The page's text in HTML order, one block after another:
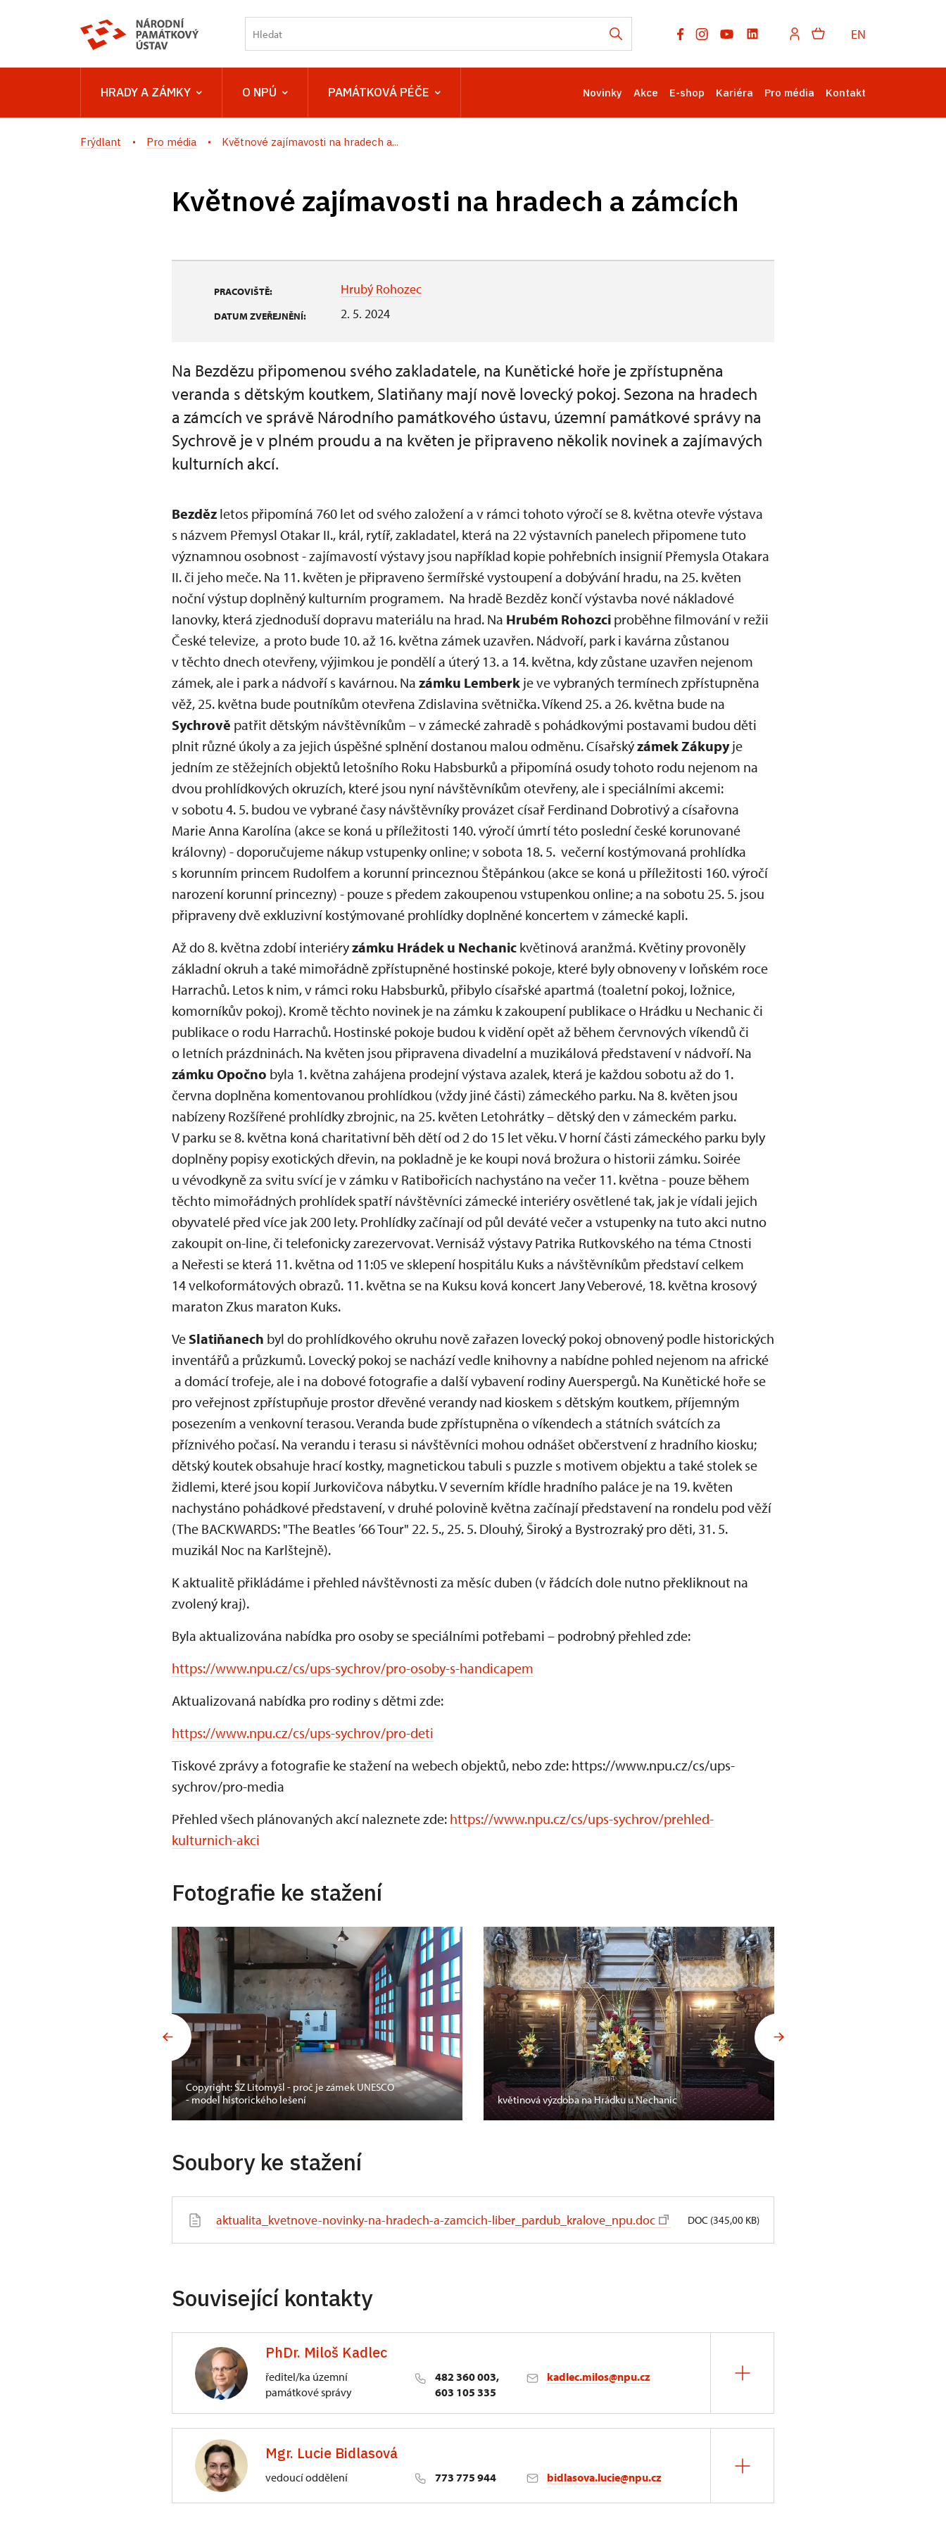
EN
HRADY A ZÁMKY O NPÚ PAMÁTKOVÁ PÉČE Novinky Akce E-shop Kariéra Pro média Kontakt
Frýdlant Pro média Květnové zajímavosti na hradech a...
Květnové zajímavosti na hradech a zámcích
PRACOVIŠTĚ: Hrubý Rohozec
DATUM ZVEŘEJNĚNÍ: 2. 5. 2024
Na Bezdězu připomenou svého zakladatele, na Kunětické hoře je zpřístupněna
veranda s dětským koutkem, Slatiňany mají nově lovecký pokoj. Sezona na hradech
a zámcích ve správě Národního památkového ústavu, územní památkové správy na
Sychrově je v plném proudu a na květen je připraveno několik novinek a zajímavých
kulturních akcí.
Bezděz letos připomíná 760 let od svého založení a v rámci tohoto výročí se 8. května otevře výstava
s názvem Přemysl Otakar II., král, rytíř, zakladatel, která na 22 výstavních panelech připomene tuto
významnou osobnost - zajímavostí výstavy jsou například kopie pohřebních insignií Přemysla Otakara
II. či jeho meče. Na 11. květen je připraveno šermířské vystoupení a dobývání hradu, na 25. květen
noční výstup doplněný kulturním programem. Na hradě Bezděz končí výstavba nové nákladové
lanovky, která zjednoduší dopravu materiálu na hrad. Na Hrubém Rohozci proběhne filmování v režii
České televize, a proto bude 10. až 16. května zámek uzavřen. Nádvoří, park i kavárna zůstanou
v těchto dnech otevřeny, výjimkou je pondělí a úterý 13. a 14. května, kdy zůstane uzavřen nejenom
zámek, ale i park a nádvoří s kavárnou. Na zámku Lemberk je ve vybraných termínech zpřístupněna
věž, 25. května bude poutníkům otevřena Zdislavina světnička. Víkend 25. a 26. května bude na
Sychrově patřit dětským návštěvníkům – v zámecké zahradě s pohádkovými postavami budou děti
plnit různé úkoly a za jejich úspěšné splnění dostanou malou odměnu. Císařskýzámek Zákupyje
jedním ze stěžejních objektů letošního Roku Habsburků a připomíná osudy tohoto rodu nejenom na
dvou prohlídkových okruzích, které jsou nyní návštěvníkům otevřeny, ale i speciálními akcemi:
v sobotu 4. 5. budou ve vybrané časy návštěvníky provázet císař Ferdinand Dobrotivý a císařovna
Marie Anna Karolína (akce se koná u příležitosti 140. výročí úmrtí této poslední české korunované
královny) - doporučujeme nákup vstupenky online; v sobota 18. 5. večerní kostýmovaná prohlídka
s korunním princem Rudolfem a korunní princeznou Štěpánkou (akce se koná u příležitosti 160. výročí
narození korunní princezny) - pouze s předem zakoupenou vstupenkou online; a na sobotu 25. 5. jsou
připraveny dvě exkluzivní kostýmované prohlídky doplněné koncertem v zámecké kapli.
Až do 8. května zdobí interiéryzámku Hrádek u Nechanic květinová aranžmá. Květiny provoněly
základní okruh a také mimořádně zpřístupněné hostinské pokoje, které byly obnoveny v loňském roce
Harrachů. Letos k nim, v rámci roku Habsburků, přibylo císařské apartmá (toaletní pokoj, ložnice,
komorníkův pokoj). Kromě těchto novinek je na zámku k zakoupení publikace o Hrádku u Nechanic či
publikace o rodu Harrachů. Hostinské pokoje budou k vidění opět až během červnových víkendů či
o letních prázdninách. Na květen jsou připravena divadelní a muzikálová představení v nádvoří. Na
zámku Opočno byla 1. května zahájena prodejní výstava azalek, která je každou sobotu až do 1.
června doplněna komentovanou prohlídkou (vždy jiné části) zámeckého parku. Na 8. květen jsou
nabízeny Rozšířené prohlídky zbrojnic, na 25. květen Letohrátky – dětský den v zámeckém parku.
V parku se 8. května koná charitativní běh dětí od 2 do 15 let věku. V horní části zámeckého parku byly
doplněny popisy exotických dřevin, na pokladně je ke koupi nová brožura o historii zámku. Soirée
u vévodkyně za svitu svící je v zámku v Ratibořicích nachystáno na večer 11. května - pouze během
těchto mimořádných prohlídek spatří návštěvníci zámecké interiéry osvětlené tak, jak je vídali jejich
obyvatelé před více jak 200 lety. Prohlídky začínají od půl deváté večer a vstupenky na tuto akci nutno
zakoupit on-line, či telefonicky zarezervovat. Vernisáž výstavy Patrika Rutkovského na téma Ctnosti
a Neřesti se která 11. května od 11:05 ve sklepení hospitálu Kuks a návštěvníkům představí celkem
14 velkoformátových obrazů. 11. května se na Kuksu ková koncert Jany Veberové, 18. května krosový
maraton Zkus maraton Kuks.
Ve Slatiňanech byl do prohlídkového okruhu nově zařazen lovecký pokoj obnovený podle historických
inventářů a průzkumů. Lovecký pokoj se nachází vedle knihovny a nabídne pohled nejenom na africké
a domácí trofeje, ale i na dobové fotografie a další vybavení rodiny Auerspergů. Na Kunětické hoře se
pro veřejnost zpřístupňuje prostor dřevěné verandy nad kioskem s dětským koutkem, příjemným
posezením a venkovní terasou. Veranda bude zpřístupněna o víkendech a státních svátcích za
příznivého počasí. Na verandu i terasu si návštěvníci mohou odnášet občerstvení z hradního kiosku;
dětský koutek obsahuje hrací kostky, magnetickou tabuli s puzzle s motivem objektu a také stolek se
židlemi, které jsou kopií Jurkovičova nábytku. V severním křídle hradního paláce je na 19. květen
nachystáno pohádkové představení, v druhé polovině května začínají představení na rondelu pod věží
(The BACKWARDS: "The Beatles ’66 Tour" 22. 5., 25. 5. Dlouhý, Široký a Bystrozraký pro děti, 31. 5.
muzikál Noc na Karlštejně).
K aktualitě přikládáme i přehled návštěvnosti za měsíc duben (v řádcích dole nutno překliknout na
zvolený kraj).
Byla aktualizována nabídka pro osoby se speciálními potřebami – podrobný přehled zde:
https://www.npu.cz/cs/ups-sychrov/pro-osoby-s-handicapem
Aktualizovaná nabídka pro rodiny s dětmi zde:
https://www.npu.cz/cs/ups-sychrov/pro-deti
Tiskové zprávy a fotografie ke stažení na webech objektů, nebo zde: https://www.npu.cz/cs/ups-
sychrov/pro-media
Přehled všech plánovaných akcí naleznete zde: https://www.npu.cz/cs/ups-sychrov/prehled-
kulturnich-akci
Fotografie ke stažení
Copyright: SZ Litomyšl - proč je zámek UNESCO
- model historického lešení
květinová výzdoba na Hrádku u Nechanic
Soubory ke stažení
aktualita_kvetnove-novinky-na-hradech-a-zamcich-liber_pardub_kralove_npu.doc DOC (345,00 KB)
Související kontakty
PhDr. Miloš Kadlec
ředitel/ka územní
památkové správy
482 360 003,
603 105 335
kadlec.milos@npu.cz
3/, Sychrov 3Mgr. Lucie Bidlasová
vedoucí oddělení 773 775 944 bidlasova.lucie@npu.cz